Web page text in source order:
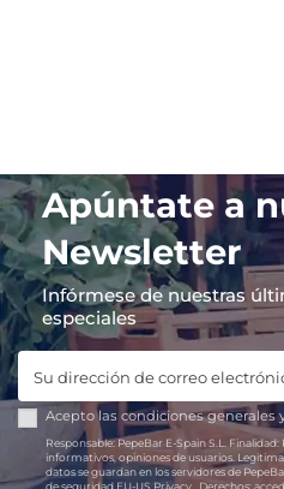
Apúntate a
Newsletter
Infórmese de nuestras
especiales
Acepto las condiciones generales
Responsable:PepeBar E-Spain S.L. Finalidad:
informativos, opiniones de usuarios.
datos se guardan en los servidores de
de seguridad EU-US Privacy.
Derechos: